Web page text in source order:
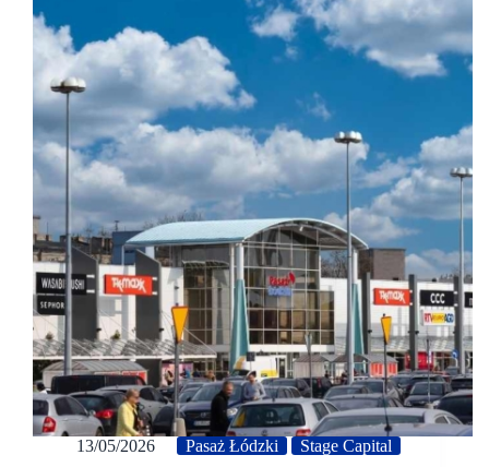
13/05/2026 Pasaż Łódzki Stage Capital